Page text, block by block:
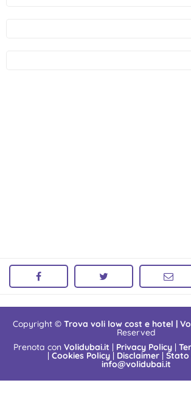
Copyright © Trova voli low cost e hotel |
Reserved
Prenota con Volidubai.it Privacy Policy
Cookies Policy| Disclaimer| Stato
info@volidubai.it